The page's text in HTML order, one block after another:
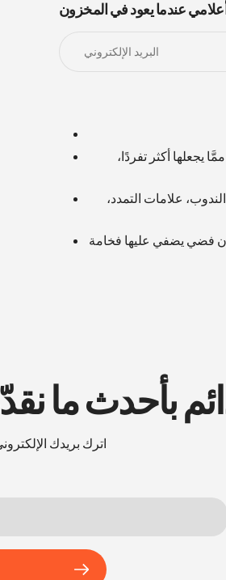
إضافة
عندما يعود في المخزون
يجعلها أكثر تفردًا،
علامات التمدد،
فضي يضفي عليها فخامة
بأحدث
اترك بريدك